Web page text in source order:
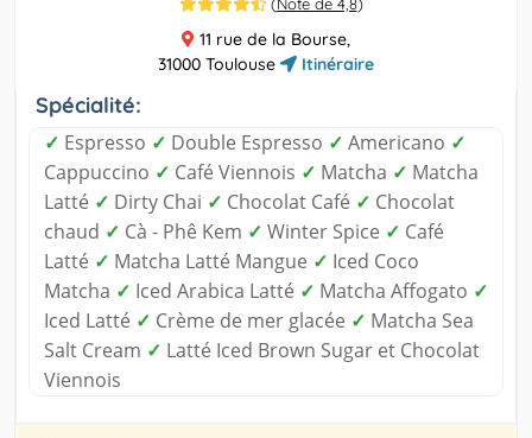
(Note de 4,8)
11 rue de la Bourse,
31000 Toulouse
Itinéraire
Spécialité:
✓ Espresso ✓ Double Espresso ✓ Americano ✓
Cappuccino ✓ Café Viennois ✓ Matcha ✓ Matcha
Latté ✓ Dirty Chai ✓ Chocolat Café ✓ Chocolat
chaud ✓ Cà - Phê Kem ✓ Winter Spice ✓ Café
Latté ✓ Matcha Latté Mangue ✓ Iced Coco
Matcha ✓ Iced Arabica Latté ✓ Matcha Affogato ✓
Iced Latté ✓ Crème de mer glacée ✓ Matcha Sea
Salt Cream ✓ Latté Iced Brown Sugar et Chocolat
Viennois